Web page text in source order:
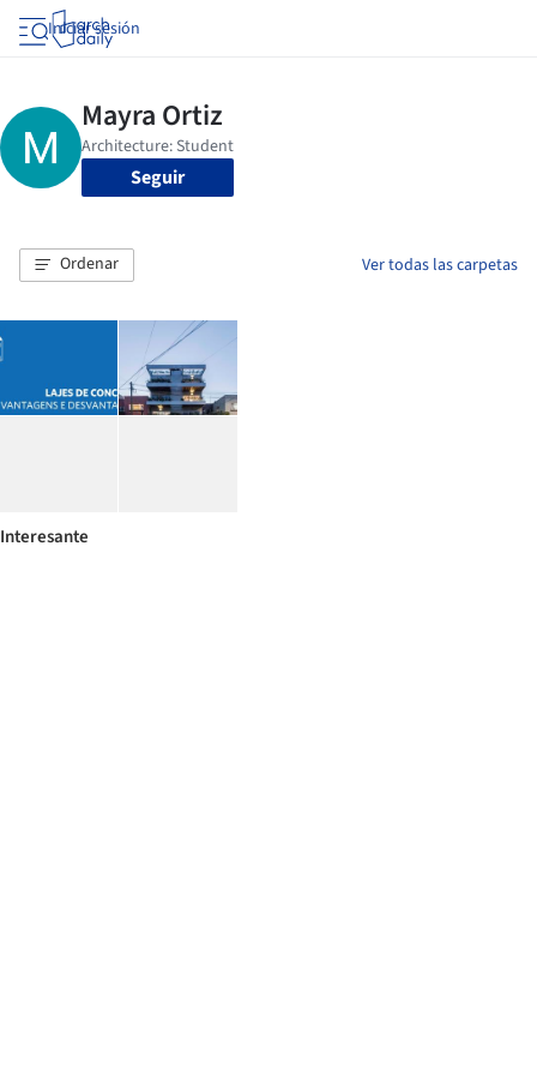
Iniciar sesión
Seguir
Ordenar Ver todas las carpetas
Interesante